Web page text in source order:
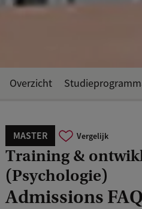
MASTER Vergelijk
Training &
(Psychologie)
Admissions FAQ
Overzicht